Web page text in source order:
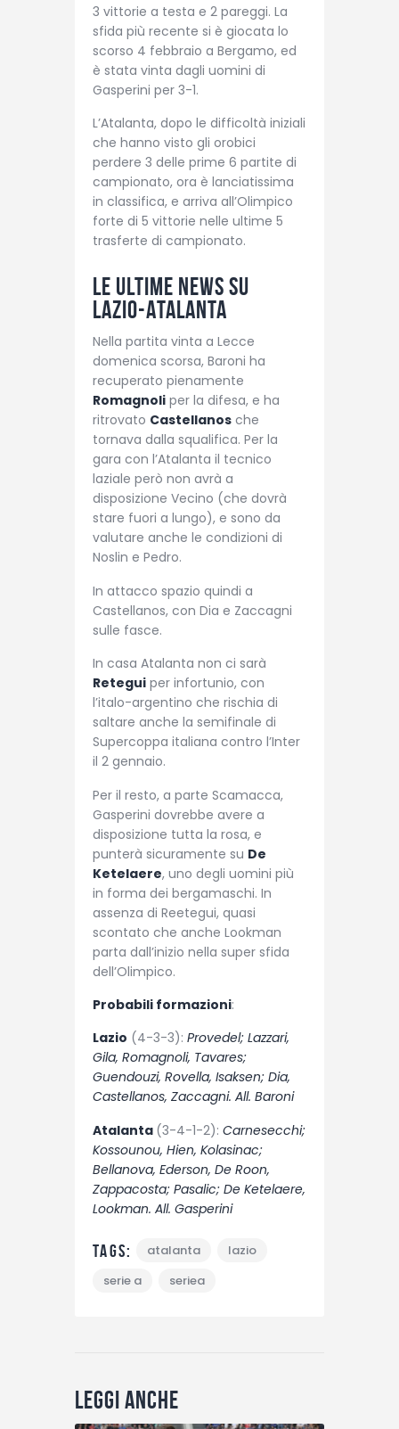
3 vittorie a testa e 2 pareggi. La
sfida più recente si è giocata lo
scorso 4 febbraio a Bergamo, ed
è stata vinta dagli uomini di
Gasperini per 3-1.
L’Atalanta, dopo le difficoltà iniziali
che hanno visto gli orobici
perdere 3 delle prime 6 partite di
campionato, ora è lanciatissima
in classifica, e arriva all’Olimpico
forte di 5 vittorie nelle ultime 5
trasferte di campionato.
Le ultime news su
Lazio-Atalanta
Nella partita vinta a Lecce
domenica scorsa, Baroni ha
recuperato pienamente
Romagnoli per la difesa, e ha
ritrovato Castellanos che
tornava dalla squalifica. Per la
gara con l’Atalanta il tecnico
laziale però non avrà a
disposizione Vecino (che dovrà
stare fuori a lungo), e sono da
valutare anche le condizioni di
Noslin e Pedro.
In attacco spazio quindi a
Castellanos, con Dia e Zaccagni
sulle fasce.
In casa Atalanta non ci sarà
Retegui per infortunio, con
l’italo-argentino che rischia di
saltare anche la semifinale di
Supercoppa italiana contro l’Inter
il 2 gennaio.
Per il resto, a parte Scamacca,
Gasperini dovrebbe avere a
disposizione tutta la rosa, e
punterà sicuramente su De
Ketelaere, uno degli uomini più
in forma dei bergamaschi. In
assenza di Reetegui, quasi
scontato che anche Lookman
parta dall’inizio nella super sfida
dell’Olimpico.
Probabili formazioni:
Lazio (4-3-3): Provedel; Lazzari,
Gila, Romagnoli, Tavares;
Guendouzi, Rovella, Isaksen; Dia,
Castellanos, Zaccagni. All. Baroni
Atalanta (3-4-1-2): Carnesecchi;
Kossounou, Hien, Kolasinac;
Bellanova, Ederson, De Roon,
Zappacosta; Pasalic; De Ketelaere,
Lookman. All. Gasperini
Tags: atalanta
lazio
serie a
seriea
Leggi anche